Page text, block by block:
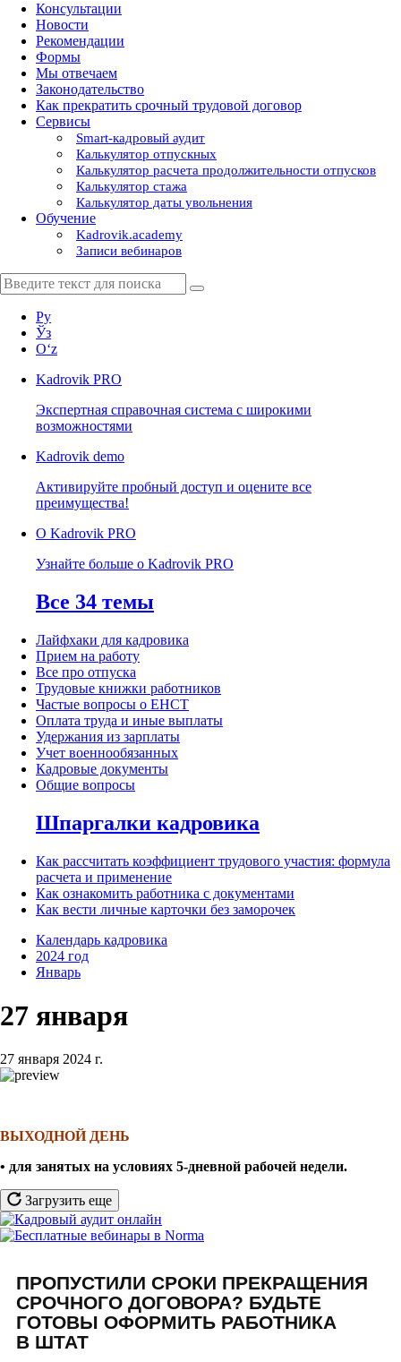
Консультации
Новости
Рекомендации
Формы
Мы отвечаем
Законодательство
Как прекратить срочный трудовой договор
Сервисы
Smart-кадровый аудит
Калькулятор отпускных
Калькулятор расчета продолжительности отпусков
Калькулятор стажа
Калькулятор даты увольнения
Обучение
Kadrovik.academy
Записи вебинаров
Ру
Ўз
Oʻz
Kadrovik PRO
Экспертная справочная система с широкими
возможностями
Kadrovik demo
Активируйте пробный доступ и оцените все
преимущества!
О Kadrovik PRO
Узнайте больше о Kadrovik PRO
Все 34 темы
Лайфхаки для кадровика
Прием на работу
Все про отпуска
Трудовые книжки работников
Частые вопросы о ЕНСТ
Оплата труда и иные выплаты
Удержания из зарплаты
Учет военнообязанных
Кадровые документы
Общие вопросы
Шпаргалки кадровика
Как рассчитать коэффициент трудового участия: формула
расчета и применение
Как ознакомить работника с документами
Как вести личные карточки без заморочек
Календарь кадровика
2024 год
Январь
27 января
27 января 2024 г.
ВЫХОДНОЙ ДЕНЬ
• для занятых на условиях 5-дневной рабочей недели.
Загрузить еще
ПРОПУСТИЛИ СРОКИ ПРЕКРАЩЕНИЯ
СРОЧНОГО ДОГОВОРА? БУДЬТЕ
ГОТОВЫ ОФОРМИТЬ РАБОТНИКА
В ШТАТ